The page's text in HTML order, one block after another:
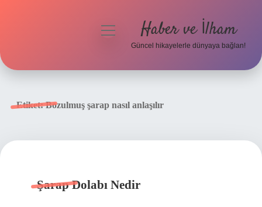
menüyü
Haber ve İlham
Güncel hikayelerle dünyaya bağlan!
Etiket:Bozulmuş şarap nasıl anlaşılır
Şarap Dolabı Nedir